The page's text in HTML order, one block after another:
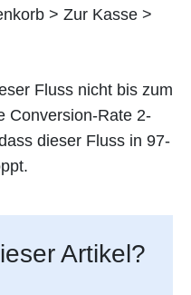
> Zur Kasse >
Fluss nicht bis zum
Conversion-Rate 2-
dieser Fluss in 97-
Artikel?